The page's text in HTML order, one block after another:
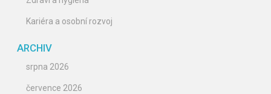
Kariéra a osobní rozvoj
ARCHIV
srpna 2026
července 2026